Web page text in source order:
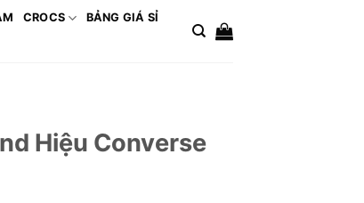
CROCS BẢNG GIÁ SỈ
Hiệu Converse